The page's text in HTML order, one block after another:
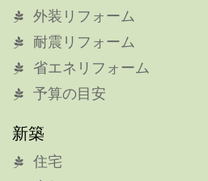
外装リフォーム
耐震リフォーム
省エネリフォーム
予算の目安
新築
住宅